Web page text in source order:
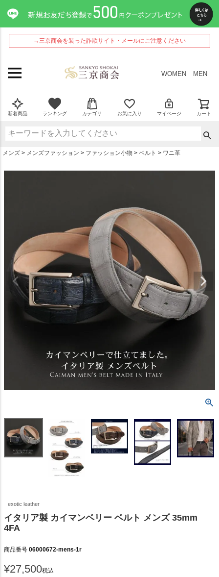
→三京商会を装った詐欺サイト・メールにご注意ください
WOMEN MEN
新着商品 ランキング カテゴリ お気に入り マイページ カート
メンズ メンズファッション ファッション小物 ベルト ワニ革
exotic leather
イタリア製 カイマンベリー ベルト メンズ 35mm
4FA
商品番号 06000672-mens-1r
¥27,500税込
ペー
ジト
ップ
へ